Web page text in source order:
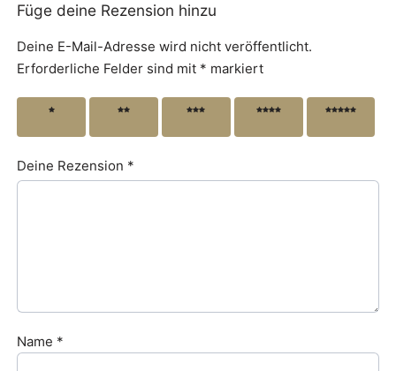
Füge deine Rezension hinzu
Deine E-Mail-Adresse wird nicht veröffentlicht.
Erforderliche Felder sind mit * markiert
1 von 2 von 3 von 4 von 5 von
Deine Rezension *
Name *